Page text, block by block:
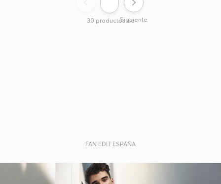
Siguiente
30 productos de3
FAN EDIT ESPAÑA